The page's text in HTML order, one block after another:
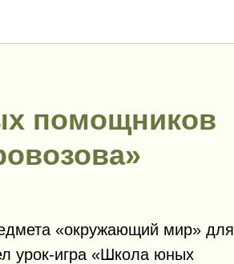
помощников
«окружающий мир» для
урок-игра «Школа юных